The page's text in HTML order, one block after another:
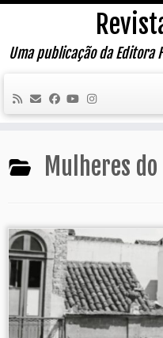
Skip
content
Uma publicação da Editora
Mulheres